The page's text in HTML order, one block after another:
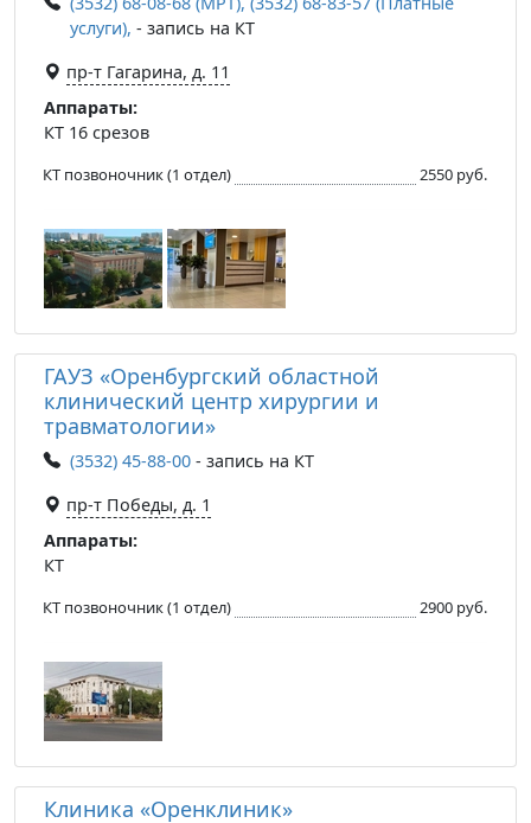
услуги), - запись на КТ
пр-т Гагарина, д. 11
Аппараты:
КТ 16 срезов
КТ позвоночник (1 отдел) 2550 руб.
ГАУЗ «Оренбургский областной
клинический центр хирургии и
травматологии»
(3532) 45-88-00 - запись на КТ
пр-т Победы, д. 1
Аппараты:
КТ
КТ позвоночник (1 отдел) 2900 руб.
Клиника «Оренклиник»